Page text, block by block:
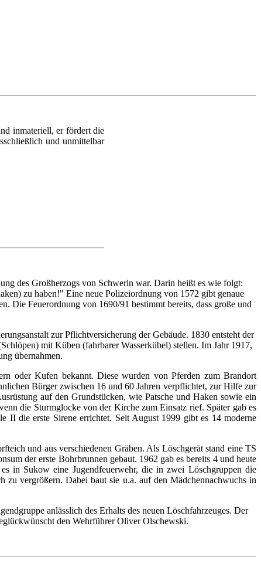
inmateriell, er fördert die
und unmittelbar
des Großherzogs von Schwerin war. Darin heißt es wie folgt:
zu haben!" Eine neue Polizeiordnung von 1572 gibt genaue
Die Feuerordnung von 1690/91 bestimmt bereits, dass große und
zur Pflichtversicherung der Gebäude. 1830 entsteht der
mit Küben (fahrbarer Wasserkübel) stellen. Im Jahr 1917,
übernahmen.
oder Kufen bekannt. Diese wurden von Pferden zum Brandort
Bürger zwischen 16 und 60 Jahren verpflichtet, zur Hilfe zur
auf den Grundstücken, wie Patsche und Haken sowie ein
die Sturmglocke von der Kirche zum Einsatz rief. Später gab es
II die erste Sirene errichtet. Seit August 1999 gibt es 14 moderne
und aus verschiedenen Gräben. Als Löschgerät stand eine TS
der erste Bohrbrunnen gebaut. 1962 gab es bereits 4 und heute
in Sukow eine Jugendfeuerwehr, die in zwei Löschgruppen die
vergrößern. Dabei baut sie u.a. auf den Mädchennachwuchs in
anlässlich des Erhalts des neuen Löschfahrzeuges. Der
den Wehrführer Oliver Olschewski.